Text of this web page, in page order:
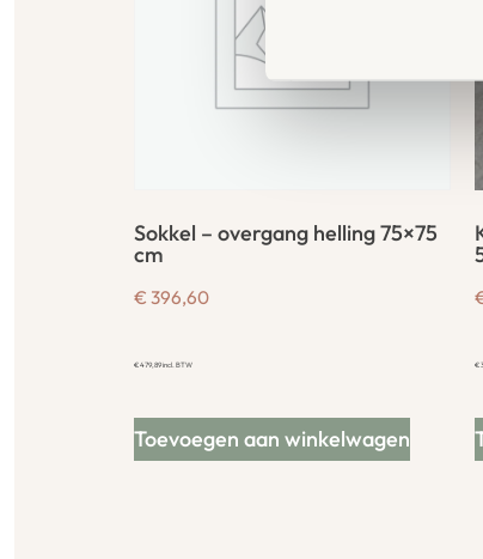
Sokkel – overgang helling 75×75
cm
€ 396,60
€479,89incl. BTW
Toevoegen aan winkelwagen
€